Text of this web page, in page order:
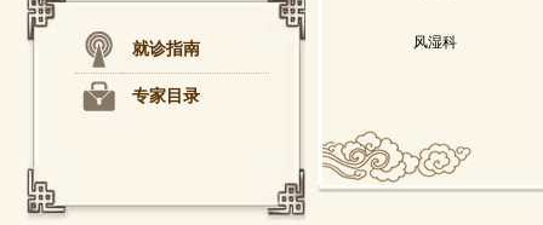
就诊指南
专家目录
风湿科